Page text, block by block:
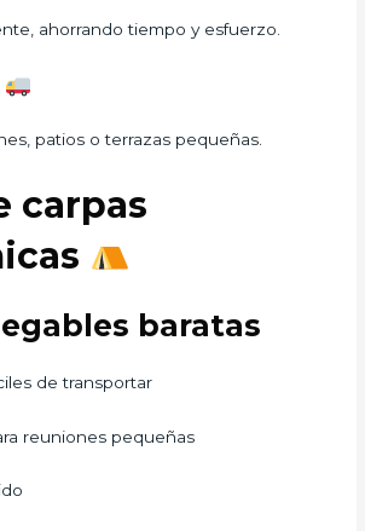
ahorrando tiempo y esfuerzo.
patios o terrazas pequeñas.
carpas
baratas
de transportar
reuniones pequeñas